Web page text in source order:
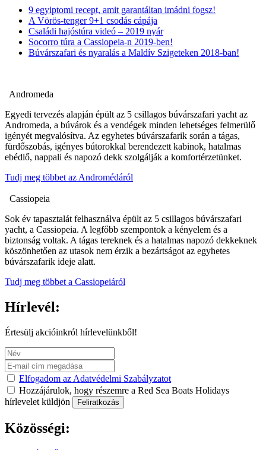
9 egyiptomi recept, amit garantáltan imádni fogsz!
A Vörös-tenger 9+1 csodás cápája
Családi hajóstúra videó – 2019 nyár
Socorro túra a Cassiopeia-n 2019-ben!
Búvárszafari és nyaralás a Maldív Szigeteken 2018-ban!
Andromeda
Egyedi tervezés alapján épült az 5 csillagos búvárszafari yacht az
Andromeda, a búvárok és a vendégek minden lehetséges felmerülő
igényét megvalósítva. Az egyhetes búvárszafarik során a tágas,
fürdőszobás, igényes bútorokkal berendezett kabinok, hatalmas
ebédlő, nappali és napozó dekk szolgálják a komfortérzetünket.
Tudj meg többet az Andromédáról
Cassiopeia
Sok év tapasztalát felhasználva épült az 5 csillagos búvárszafari
yacht, a Cassiopeia. A legfőbb szempontok a kényelem és a
biztonság voltak. A tágas tereknek és a hatalmas napozó dekkeknek
köszönhetően az utasok nem érzik a bezártságot az egyhetes
búvárszafarik ideje alatt.
Tudj meg többet a Cassiopeiáról
Hírlevél:
Értesülj akcióinkról hírlevelünkből!
Elfogadom az Adatvédelmi Szabályzatot
Hozzájárulok, hogy részemre a Red Sea Boats Holidays
hírlevelet küldjön
Feliratkozás
Közösségi: